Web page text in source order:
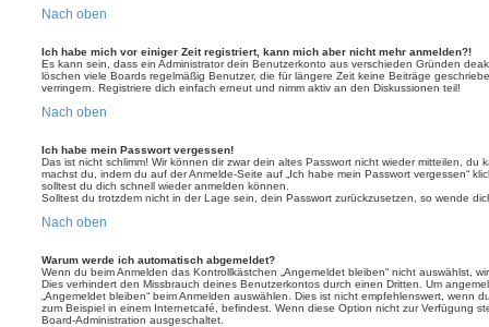
Nach oben
Ich habe mich vor einiger Zeit registriert, kann mich aber nicht mehr anmelden?!
Es kann sein, dass ein Administrator dein Benutzerkonto aus verschieden Gründen
löschen viele Boards regelmäßig Benutzer, die für längere Zeit keine Beiträge
verringern. Registriere dich einfach erneut und nimm aktiv an den Diskussionen teil!
Nach oben
Ich habe mein Passwort vergessen!
Das ist nicht schlimm! Wir können dir zwar dein altes Passwort nicht wieder mitteilen, du
machst du, indem du auf der Anmelde-Seite auf „Ich habe mein Passwort vergessen“
solltest du dich schnell wieder anmelden können.
Solltest du trotzdem nicht in der Lage sein, dein Passwort zurückzusetzen, so wende
Nach oben
Warum werde ich automatisch abgemeldet?
Wenn du beim Anmelden das Kontrollkästchen „Angemeldet bleiben“ nicht auswählst,
Dies verhindert den Missbrauch deines Benutzerkontos durch einen Dritten. Um
„Angemeldet bleiben“ beim Anmelden auswählen. Dies ist nicht empfehlenswert, wenn
zum Beispiel in einem Internetcafé, befindest. Wenn diese Option nicht zur Verfügung
Board-Administration ausgeschaltet.